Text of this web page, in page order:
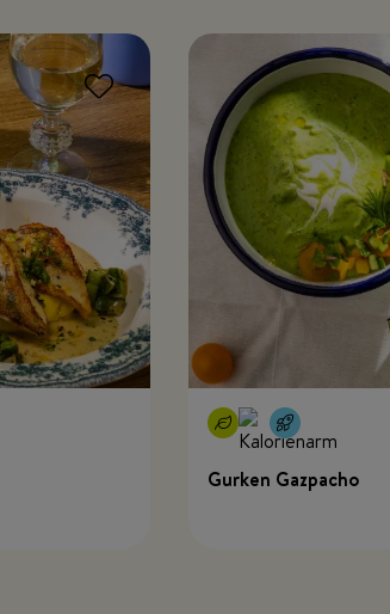
Gurken Gazpacho